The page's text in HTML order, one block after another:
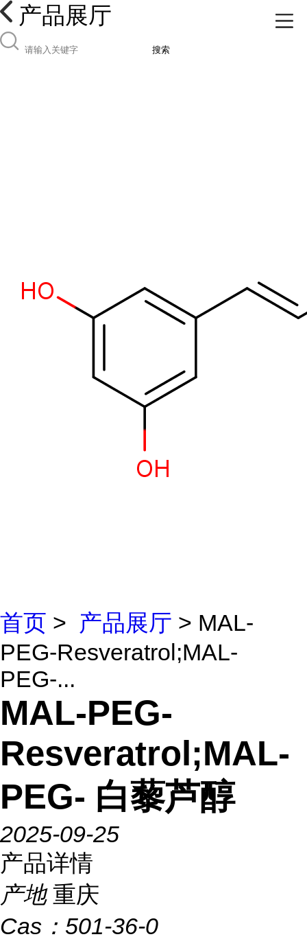
产品展厅
搜索
首页 > 产品展厅 > MAL-
PEG-Resveratrol;MAL-
PEG-...
MAL-PEG-
Resveratrol;MAL-
PEG- 白藜芦醇
2025-09-25
产品详情
产地 重庆
Cas： 501-36-0